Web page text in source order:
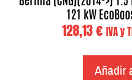
121 kW
128,13€ IVA y
Añadir